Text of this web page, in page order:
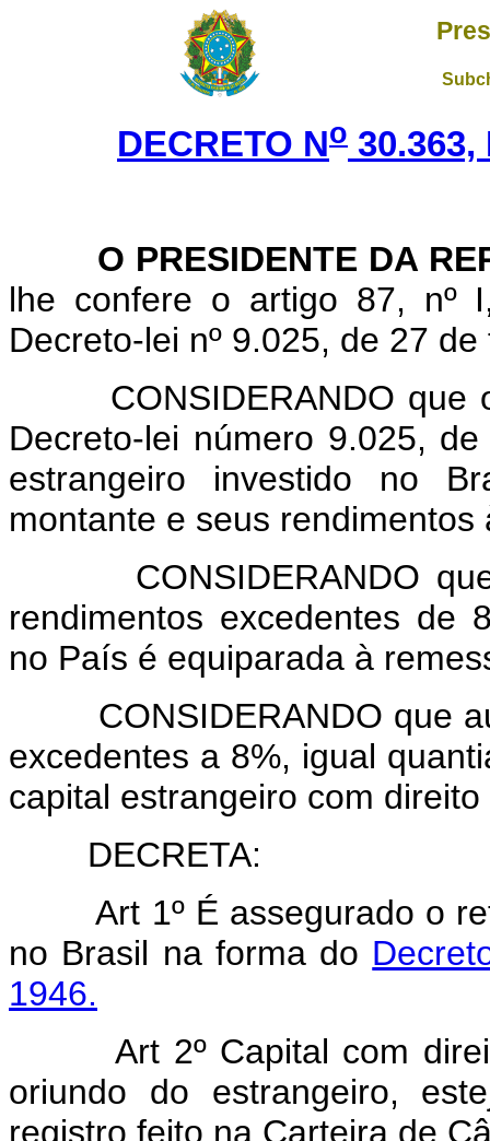
DECRETO No 30.363,
O PRESIDENTE DA
lhe confere o artigo 87, nº
Decreto-lei nº 9.025, de 27
CONSIDERANDO que o
Decreto-lei número 9.025,
estrangeiro investido no
montante e seus rendimentos
CONSIDERANDO que
rendimentos excedentes de
no País é equiparada à
CONSIDERANDO que
excedentes a 8%, igual
capital estrangeiro com
DECRETA:
Art 1º É assegurado o
no Brasil na forma do
1946.
Art 2º Capital com
oriundo do estrangeiro,
registro feito na Carteira de